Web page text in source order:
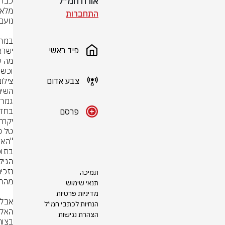
התחברות
פיד ראשי
צבע אדום
פרסם
תמיכה
תנאי שימוש
מדיניות פרטיות
הנחיות לכתבי חמ״ל
הצהרת נגישות